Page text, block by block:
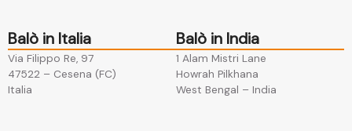
Balò in Italia
Via Filippo Re, 97
47522 – Cesena (FC)​
Italia
Balò in India
1 Alam Mistri Lane
Howrah Pilkhana​
West Bengal – India